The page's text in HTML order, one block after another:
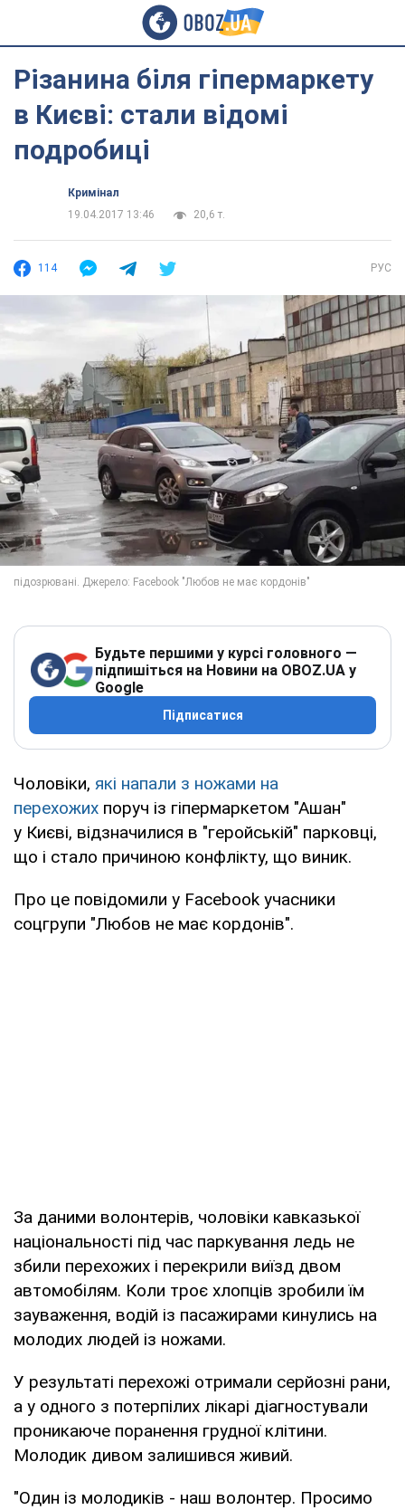
Різанина біля гіпермаркету
в Києві: стали відомі
подробиці
Кримінал
19.04.2017 13:46
20,6 т.
114 РУС
Будьте першими у курсі головного —
підпишіться на Новини на OBOZ.UA у
Google
Підписатися
Чоловіки, які напали з ножами на
перехожих поруч із гіпермаркетом "Ашан"
у Києві, відзначилися в "геройській" парковці,
що і стало причиною конфлікту, що виник.
Про це повідомили у Facebook учасники
соцгрупи "Любов не має кордонів".
За даними волонтерів, чоловіки кавказької
національності під час паркування ледь не
збили перехожих і перекрили виїзд двом
автомобілям. Коли троє хлопців зробили їм
зауваження, водій із пасажирами кинулись на
молодих людей із ножами.
У результаті перехожі отримали серйозні рани,
а у одного з потерпілих лікарі діагностували
проникаюче поранення грудної клітини.
Молодик дивом залишився живий.
"Один із молодиків - наш волонтер. Просимо